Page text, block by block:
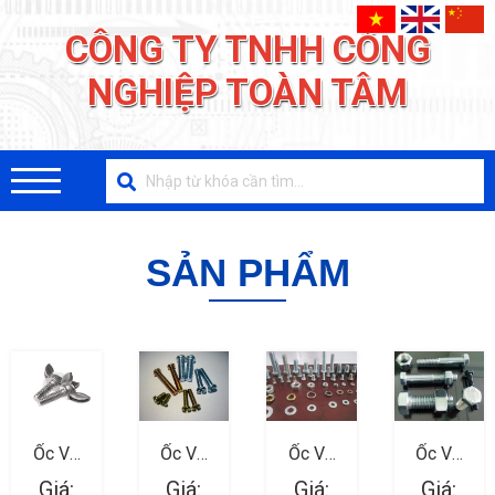
CÔNG TY TNHH CÔNG
NGHIỆP TOÀN TÂM
SẢN PHẨM
Ốc Vít
Giá:
Ốc Vít
Giá:
Ốc Vít
Giá:
Ốc Vít
Giá: